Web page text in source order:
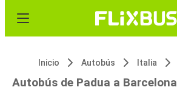
Inicio Autobús Italia
Autobús de Padua a Barcelona